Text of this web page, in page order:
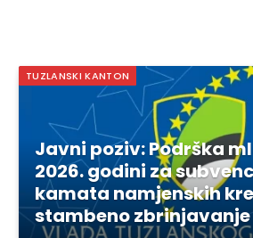
TUZLANSKI KANTON
Javni poziv: Podrška
2026. godini za
kamata namjenskih
stambeno